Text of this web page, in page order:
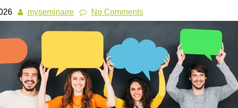
myseminaire No Comments